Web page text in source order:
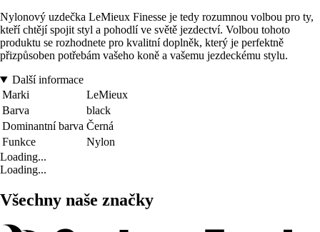
Nylonový uzdečka LeMieux Finesse je tedy rozumnou volbou pro ty,
kteří chtějí spojit styl a pohodlí ve světě jezdectví. Volbou tohoto
produktu se rozhodnete pro kvalitní doplněk, který je perfektně
přizpůsoben potřebám vašeho koně a vašemu jezdeckému stylu.
Další informace
Marki
LeMieux
Barva
black
Dominantní barva Černá
Funkce
Nylon
Loading...
Loading...
Všechny naše značky